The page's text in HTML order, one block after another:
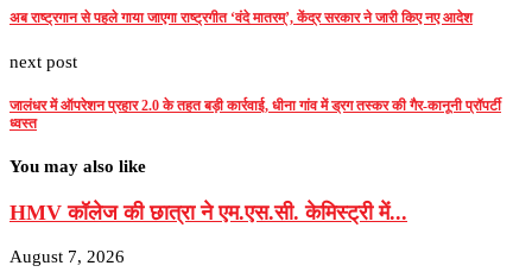
अब राष्ट्रगान से पहले गाया जाएगा राष्ट्रगीत ‘वंदे मातरम्’, केंद्र सरकार ने जारी किए नए आदेश
next post
जालंधर में ऑपरेशन प्रहार 2.0 के तहत बड़ी कार्रवाई, धीना गांव में ड्रग तस्कर की गैर-कानूनी प्रॉपर्टी
ध्वस्त
You may also like
HMV कॉलेज की छात्रा ने एम.एस.सी. केमिस्ट्री में...
August 7, 2026